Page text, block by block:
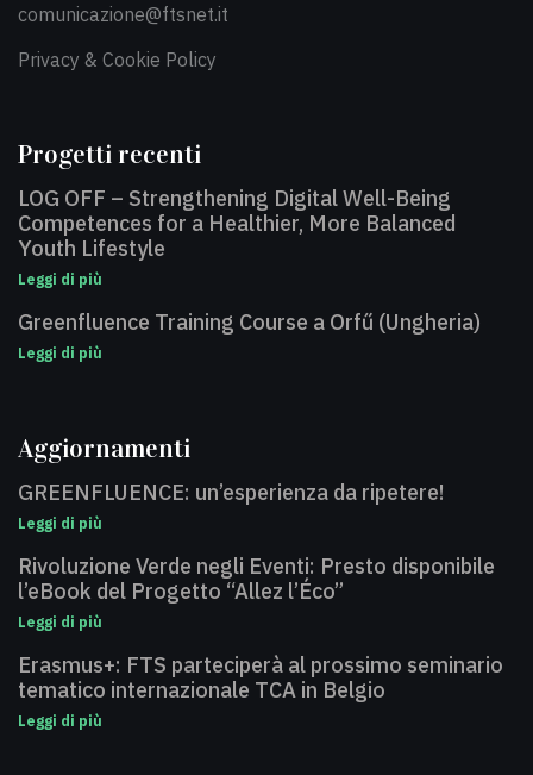
comunicazione@ftsnet.it
Privacy & Cookie Policy
Progetti recenti
LOG OFF – Strengthening Digital Well-Being
Competences for a Healthier, More Balanced
Youth Lifestyle
Leggi di più
Greenfluence Training Course a Orfű (Ungheria)
Leggi di più
Aggiornamenti
GREENFLUENCE: un’esperienza da ripetere!
Leggi di più
Rivoluzione Verde negli Eventi: Presto disponibile
l’eBook del Progetto “Allez l’Éco”
Leggi di più
Erasmus+: FTS parteciperà al prossimo seminario
tematico internazionale TCA in Belgio
Leggi di più